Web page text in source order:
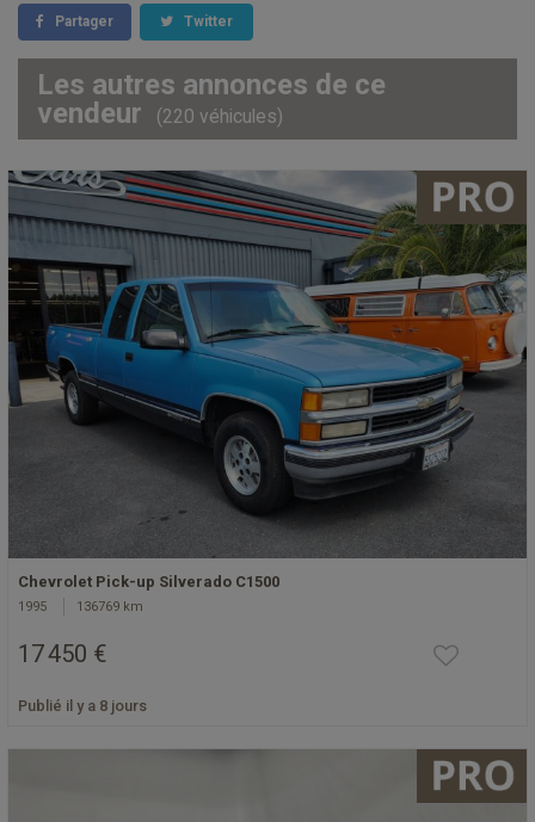
Partager Twitter
Les autres annonces de ce
vendeur
(220 véhicules)
Chevrolet Pick-up Silverado C1500
1995 136769 km
17 450 €
Publié il y a 8 jours